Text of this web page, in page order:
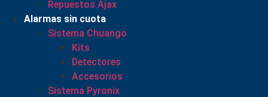
Repuestos Ajax
Alarmas sin cuota
Sistema Chuango
Kits
Detectores
Accesorios
Sistema Pyronix